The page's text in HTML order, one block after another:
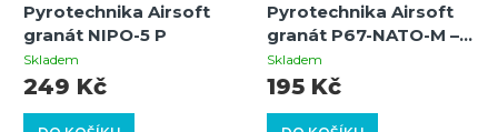
Pyrotechnika Airsoft
granát NIPO-5 P
Skladem
249 Kč
Pyrotechnika Airsoft
granát P67-NATO-M –
simulační a cvičný
granát (pigment bílá
Skladem
195 Kč